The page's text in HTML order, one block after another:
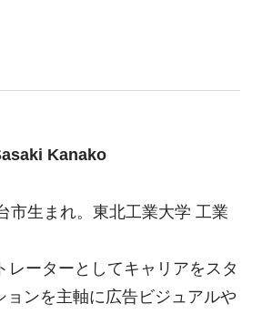
Kanako
市生まれ。東北工業大学 工業
レーターとしてキャリアをスタ
ョンを主軸に広告ビジュアルや